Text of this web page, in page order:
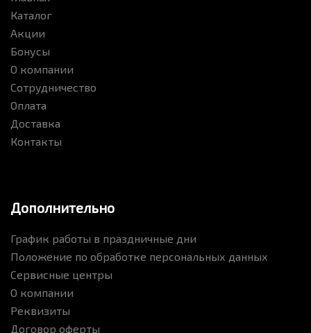
Каталог
Акции
Бонусы
О компании
Сотрудничество
Оплата
Доставка
Контакты
Дополнительно
График работы в праздничные дни
Положение по обработке персональных данных
Сервисные центры
О компании
Реквизиты
Договор оферты